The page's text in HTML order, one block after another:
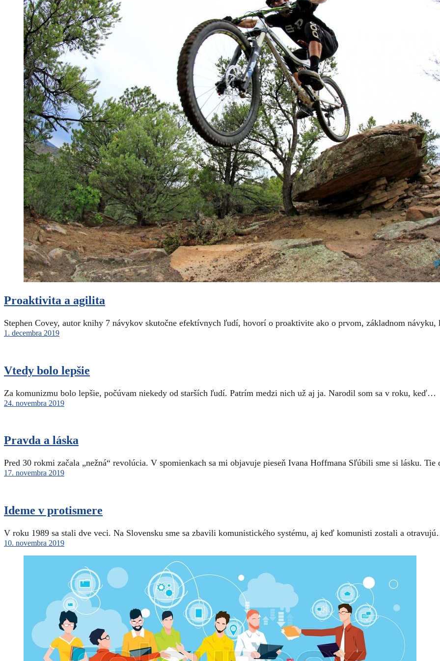
Proaktivita a agilita
Stephen Covey, autor knihy 7 návykov skutočne efektívnych ľudí, hovorí o proaktivite ako o prvom, základnom
1. decembra 2019
Vtedy bolo lepšie
Za komunizmu bolo lepšie, počúvam niekedy od starších ľudí. Patrím medzi nich už aj ja. Narodil som sa v roku, keď…
24. novembra 2019
Pravda a láska
Pred 30 rokmi začala „nežná“ revolúcia. V spomienkach sa mi objavuje pieseň Ivana Hoffmana Sľúbili sme si lásku.
17. novembra 2019
Ideme v protismere
V roku 1989 sa stali dve veci. Na Slovensku sme sa zbavili komunistického systému, aj keď komunisti zostali a
10. novembra 2019